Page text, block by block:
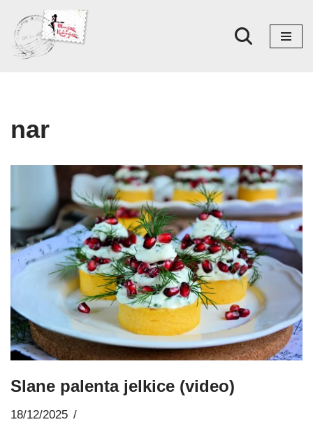
Skoči
na
nar
Slane palenta jelkice (video)
18/12/2025